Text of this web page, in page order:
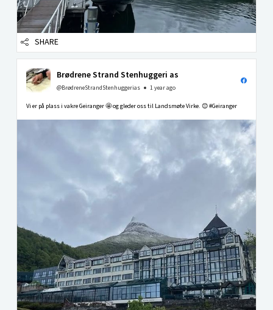
SHARE
Brødrene Strand Stenhuggeri as
@BrødreneStrandStenhuggerias 1 year ago
Vi er på plass i vakre Geiranger 🤩 og gleder oss til Landsmøte Virke. 😊 #Geiranger